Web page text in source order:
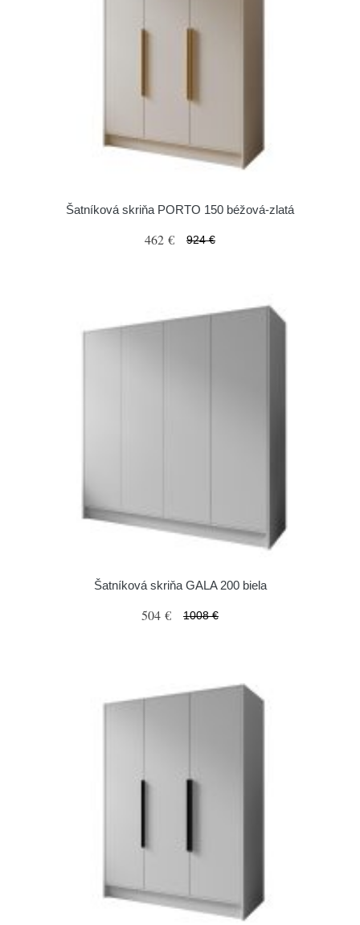
Šatníková skriňa PORTO 150 béžová-zlatá
462 € 924 €
Šatníková skriňa GALA 200 biela
504 € 1008 €